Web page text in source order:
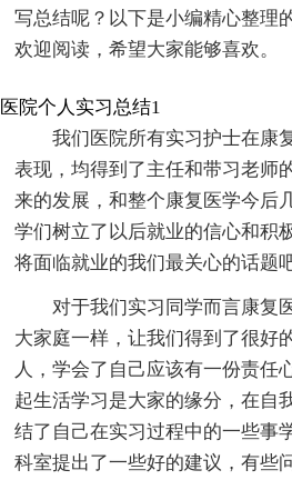
写总结呢？以下是小编精心整理
欢迎阅读，希望大家能够喜欢。
医院个人实习总结1
我们医院所有实习护士在康
表现，均得到了主任和带习老师
来的发展，和整个康复医学今后
学们树立了以后就业的信心和积
将面临就业的我们最关心的话题
对于我们实习同学而言康复
大家庭一样，让我们得到了很好
人，学会了自己应该有一份责任
起生活学习是大家的缘分，在自
结了自己在实习过程中的一些事
科室提出了一些好的建议，有些